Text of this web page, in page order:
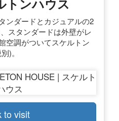
ンダードとカジュアルの2
スタンダードは外壁がレ
空調がついてスケルトン
)。
to visit